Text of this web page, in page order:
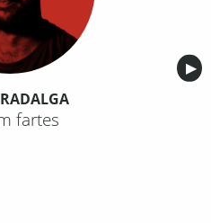
▶︎
fartes